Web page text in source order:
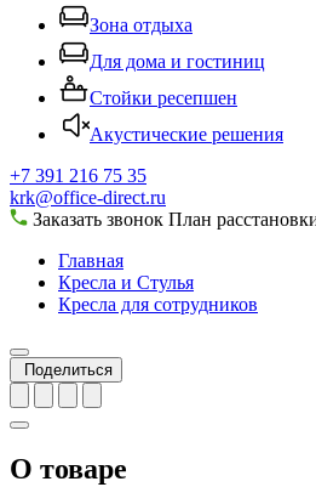
Зона отдыха
Для дома и гостиниц
Стойки ресепшен
Акустические решения
+7 391 216 75 35
krk@office-direct.ru
Заказать звонок План
Главная
Кресла и Стулья
Кресла для сотрудников
Поделиться
О товаре